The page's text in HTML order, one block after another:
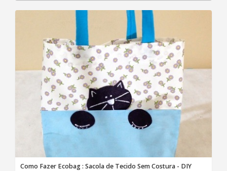
Como Fazer Ecobag : Sacola de Tecido Sem Costura - DIY